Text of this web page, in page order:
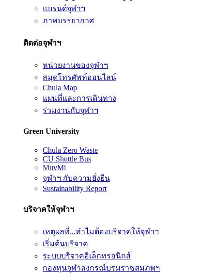
แบรนด์จุฬาฯ
ภาพบรรยากาศ
ติดต่อจุฬาฯ
หน่วยงานของจุฬาฯ
สมุดโทรศัพท์ออนไลน์
Chula Map
แผนที่และการเดินทาง
ร่วมงานกับจุฬาฯ
Green University
Chula Zero Waste
CU Shuttle Bus
MuvMi
จุฬาฯ กับความยั่งยืน
Sustainability Report
บริจาคให้จุฬาฯ
เหตุผลที่...ทำไมต้องบริจาคให้จุฬาฯ
เริ่มต้นบริจาค
ระบบบริจาคอิเล็กทรอนิกส์
กองทุนจุฬาลงกรณ์บรมราชสมภพฯ